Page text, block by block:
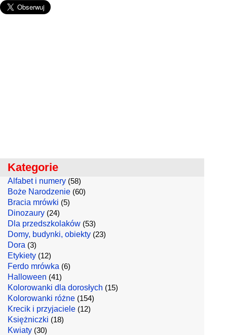
Kategorie
Alfabet i numery (58)
Boże Narodzenie (60)
Bracia mrówki (5)
Dinozaury (24)
Dla przedszkolaków (53)
Domy, budynki, obiekty (23)
Dora (3)
Etykiety (12)
Ferdo mrówka (6)
Halloween (41)
Kolorowanki dla dorosłych (15)
Kolorowanki różne (154)
Krecik i przyjaciele (12)
Księżniczki (18)
Kwiaty (30)